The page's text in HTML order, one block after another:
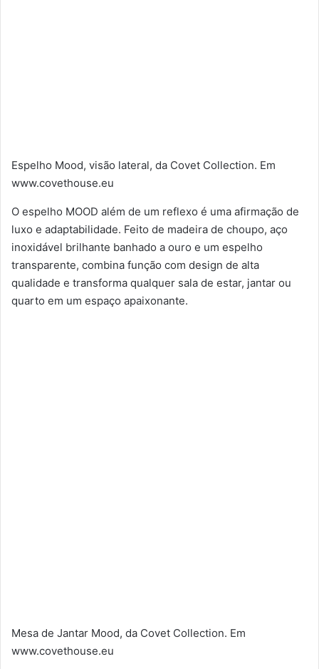
Espelho Mood, visão lateral, da Covet Collection. Em
www.covethouse.eu
O espelho MOOD além de um reflexo é uma afirmação de
luxo e adaptabilidade. Feito de madeira de choupo, aço
inoxidável brilhante banhado a ouro e um espelho
transparente, combina função com design de alta
qualidade e transforma qualquer sala de estar, jantar ou
quarto em um espaço apaixonante.
Mesa de Jantar Mood, da Covet Collection. Em
www.covethouse.eu